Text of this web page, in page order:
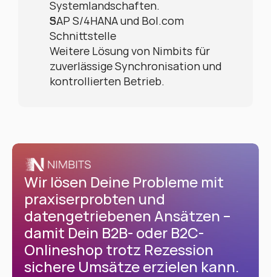
Systemlandschaften.
SAP S/4HANA und Bol.com
Schnittstelle
Weitere Lösung von Nimbits für
zuverlässige Synchronisation und
kontrollierten Betrieb.
Wir lösen Deine Probleme mit
praxiserprobten und
datengetriebenen Ansätzen –
damit Dein B2B- oder B2C-
Onlineshop trotz Rezession
sichere Umsätze erzielen kann.